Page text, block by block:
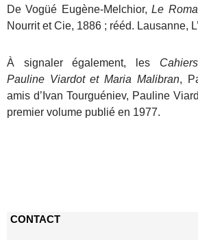
De Vogüé Eugène-Melchior,Le
Nourrit et Cie, 1886 ; rééd. Lausanne,
À signaler également, les
Pauline Viardot et Maria Malibran,
amis d’Ivan Tourguéniev, Pauline
premier volume publié en 1977.
CONTACT